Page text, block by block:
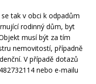
tak v obci k odpadům
rodinný dům, byt
musí být za tím
nemovitostí, případně
V případě dotazů
nebo e-mailu